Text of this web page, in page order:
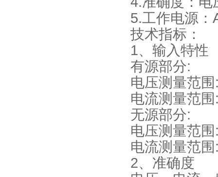
5.工作电源
技术指标：
1、输入特性
有源部分:
电压测量范
电流测量范
无源部分:
电压测量范
电流测量范
2、准确度